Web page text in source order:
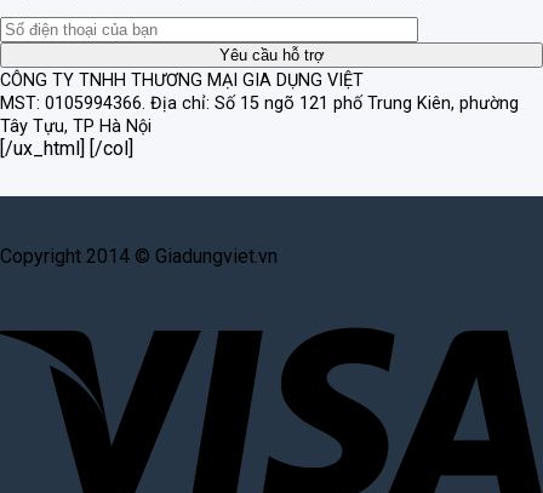
CÔNG TY TNHH THƯƠNG MẠI GIA DỤNG VIỆT
MST: 0105994366. Địa chỉ: Số 15 ngõ 121 phố Trung Kiên, phường
Tây Tựu, TP Hà Nội
[/ux_html] [/col]
Copyright 2014 © Giadungviet.vn